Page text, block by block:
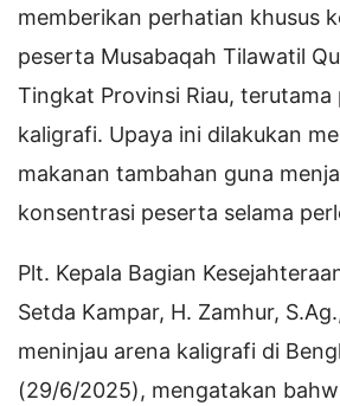
memberikan perhatian khusus
peserta Musabaqah Tilawatil
Tingkat Provinsi Riau,
kaligrafi. Upaya ini dilakukan
makanan tambahan guna
konsentrasi peserta selama
Plt. Kepala Bagian
Setda Kampar, H. Zamhur,
meninjau arena kaligrafi di
(29/6/2025), mengatakan